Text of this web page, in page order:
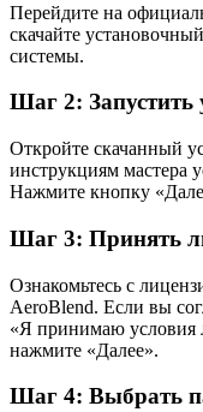
Перейдите на
скачайте
системы.
Шаг 2: Запустить
Откройте скачанный
инструкциям мастера
Нажмите кнопку
Шаг 3: Принять
Ознакомьтесь с
AeroBlend. Если вы
«Я принимаю условия
нажмите «Далее».
Шаг 4: Выбрать